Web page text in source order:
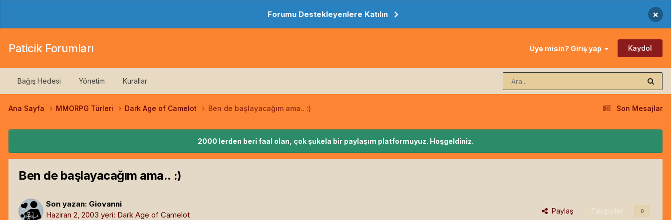
Forumu Destekleyenlere Katılın ×
Paticik Forumları Üye misin? Giriş yap Kaydol
Bağış Hedesi Yönetim Kurallar
Son Mesajlar
Ana Sayfa MMORPG Türleri Dark Age of Camelot Ben de başlayacağım ama.. :)
2000 lerden beri faal olan, çok şukela bir paylaşım platformuyuz. Hoşgeldiniz.
Ben de başlayacağım ama.. :)
Son yazan: Giovanni
Haziran 2, 2003 yeri: Dark Age of Camelot Paylaş Takipçiler 0